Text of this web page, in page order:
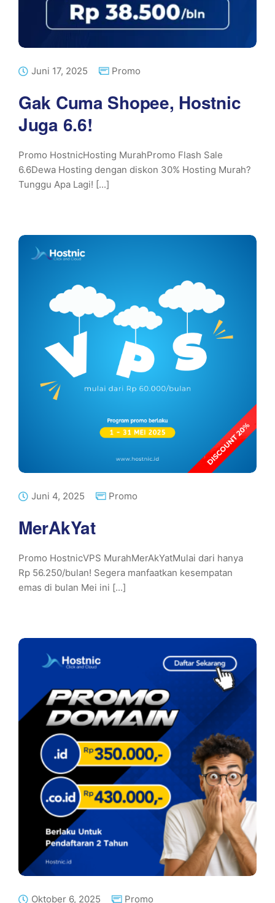
Juni 17, 2025 Promo
Gak Cuma Shopee, Hostnic
Juga 6.6!
Promo HostnicHosting MurahPromo Flash Sale
6.6Dewa Hosting dengan diskon 30% Hosting Murah?
Tunggu Apa Lagi! [...]
Juni 4, 2025 Promo
MerAkYat
Promo HostnicVPS MurahMerAkYatMulai dari hanya
Rp 56.250/bulan! Segera manfaatkan kesempatan
emas di bulan Mei ini [...]
Oktober 6, 2025 Promo